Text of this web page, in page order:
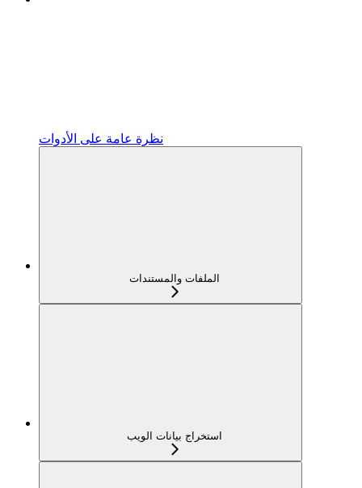
نظرة عامة على الأدوات
الملفات والمستندات
استخراج بيانات الويب